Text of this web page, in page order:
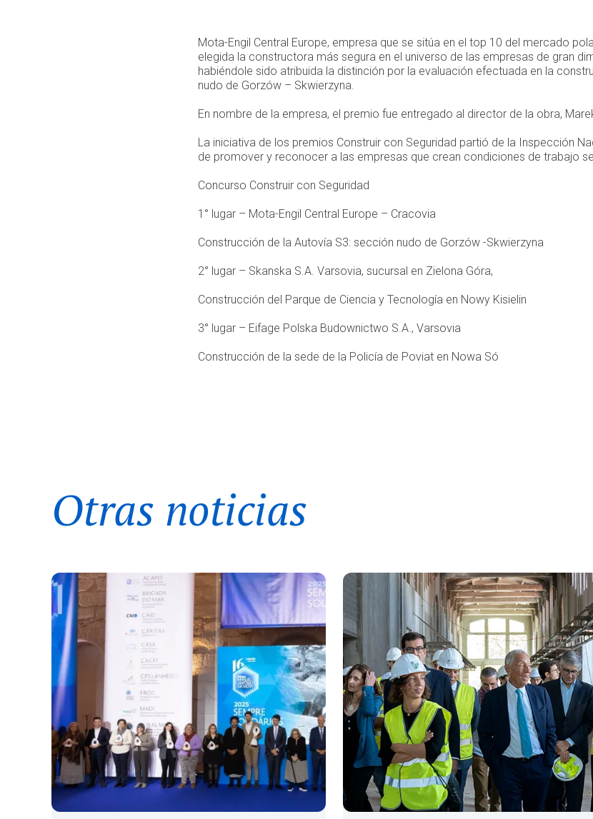
Mota-Engil Central Europe, empresa que se sitúa en el top 10 del mercado
elegida la constructora más segura en el universo de las empresas de gran
habiéndole sido atribuida la distinción por la evaluación efectuada en la
nudo de Gorzów – Skwierzyna.
En nombre de la empresa, el premio fue entregado al director de la obra,
La iniciativa de los premios Construir con Seguridad partió de la Inspección
de promover y reconocer a las empresas que crean condiciones de trabajo
Concurso Construir con Seguridad
1° lugar – Mota-Engil Central Europe – Cracovia
Construcción de la Autovía S3: sección nudo de Gorzów -Skwierzyna
2° lugar – Skanska S.A. Varsovia, sucursal en Zielona Góra,
Construcción del Parque de Ciencia y Tecnología en Nowy Kisielin
3° lugar – Eifage Polska Budownictwo S.A., Varsovia
Construcción de la sede de la Policía de Poviat en Nowa Só
Otras noticias